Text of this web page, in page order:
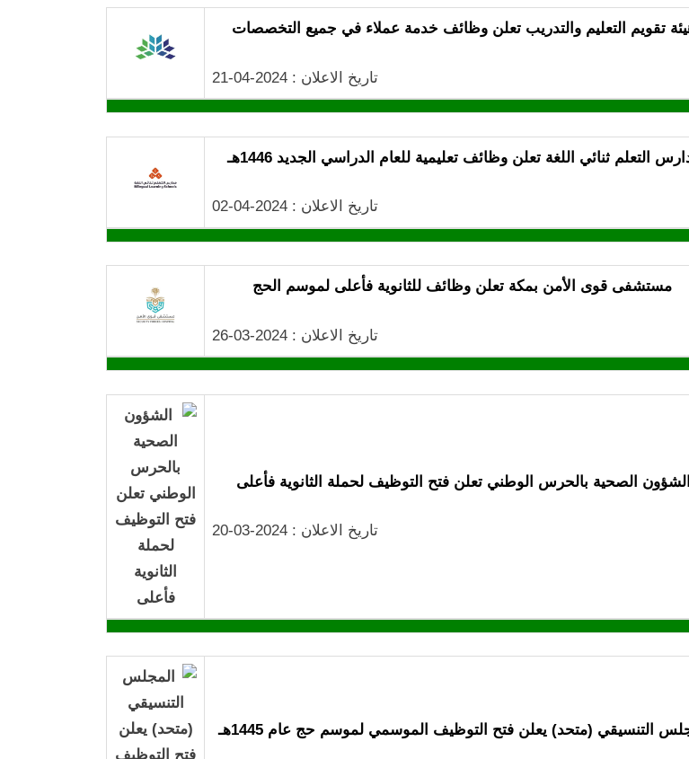
تقويم التعليم والتدريب تعلن وظائف خدمة عملاء في جميع التخصصات
تاريخ الاعلان : 2024-04-21
التعلم ثنائي اللغة تعلن وظائف تعليمية للعام الدراسي الجديد 1446هـ
تاريخ الاعلان : 2024-04-02
مستشفى قوى الأمن بمكة تعلن وظائف للثانوية فأعلى لموسم الحج
تاريخ الاعلان : 2024-03-26
الشؤون الصحية بالحرس الوطني تعلن فتح التوظيف لحملة الثانوية فأعلى
تاريخ الاعلان : 2024-03-20
التنسيقي (متحد) يعلن فتح التوظيف الموسمي لموسم حج عام 1445هـ